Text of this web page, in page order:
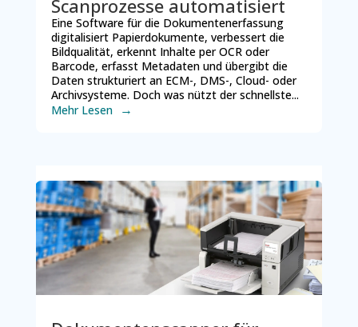
Scanprozesse automatisiert
Eine Software für die Dokumentenerfassung
digitalisiert Papierdokumente, verbessert die
Bildqualität, erkennt Inhalte per OCR oder
Barcode, erfasst Metadaten und übergibt die
Daten strukturiert an ECM-, DMS-, Cloud- oder
Archivsysteme. Doch was nützt der schnellste...
Mehr Lesen